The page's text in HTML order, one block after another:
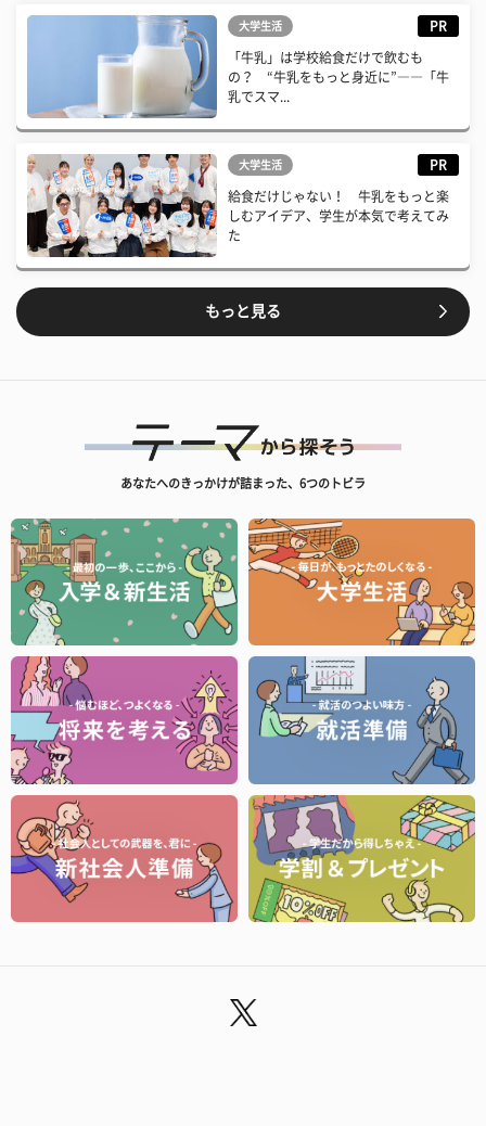
大学生活 PR
「牛乳」は学校給食だけで飲むも
の？ “牛乳をもっと身近に”――「牛
乳でスマ...
大学生活 PR
給食だけじゃない！ 牛乳をもっと楽
しむアイデア、学生が本気で考えてみ
た
もっと見る
あなたへのきっかけが詰まった、6つのトビラ